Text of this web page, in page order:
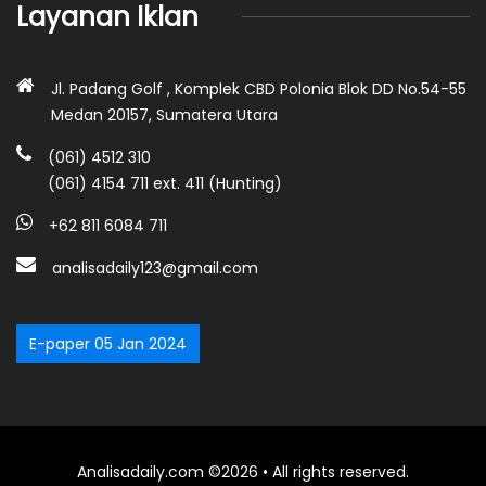
Layanan Iklan
Jl. Padang Golf , Komplek CBD Polonia Blok DD No.54-55
Medan 20157, Sumatera Utara
(061) 4512 310
(061) 4154 711 ext. 411 (Hunting)
+62 811 6084 711
analisadaily123@gmail.com
E-paper 05 Jan 2024
Analisadaily.com ©2026 • All rights reserved.